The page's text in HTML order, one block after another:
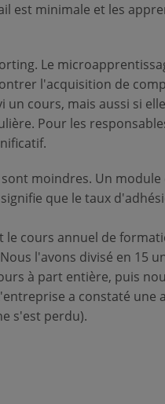
est minimale et les
Le
l'acquisition de
cours, mais aussi si
Pour les
moindres. Un
que le taux
cours annuel de
l'avons divisé en 15
à part entière, puis
a constaté
s'est perdu).